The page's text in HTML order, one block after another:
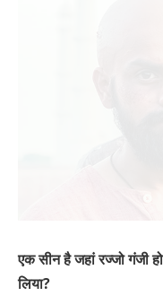
एक सीन है जहां रज्जो गंजी
लिया?